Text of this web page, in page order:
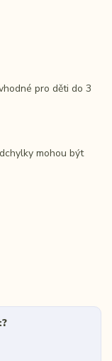
pro děti do 3
mohou být